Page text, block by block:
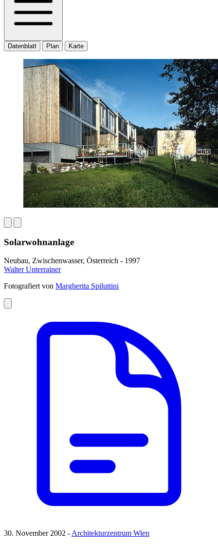
Datenblatt Plan Karte
Solarwohnanlage
Neubau, Zwischenwasser, Österreich - 1997
Walter Unterrainer
Fotografiert von Margherita Spiluttini
30. November 2002 -Architekturzentrum Wien